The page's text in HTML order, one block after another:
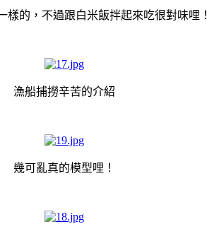
樣的，不過跟白米飯拌起來吃很對味哩！
漁船捕撈辛苦的介紹
幾可亂真的模型哩！